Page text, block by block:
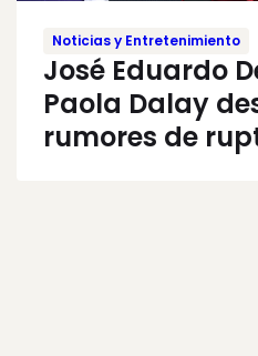
Noticias y Entretenimiento
José Eduardo
Paola Dalay
rumores de